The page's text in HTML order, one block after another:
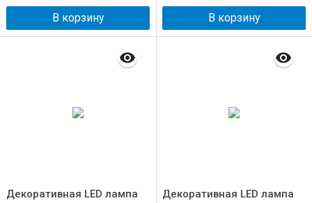
В корзину В корзину
Декоративная LED лампа
Декоративная LED лампа